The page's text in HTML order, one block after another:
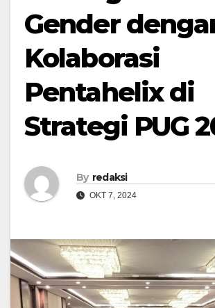
Gender
Kolaborasi
Pentahelix di
Strategi PUG
By redaksi
OKT 7, 2024